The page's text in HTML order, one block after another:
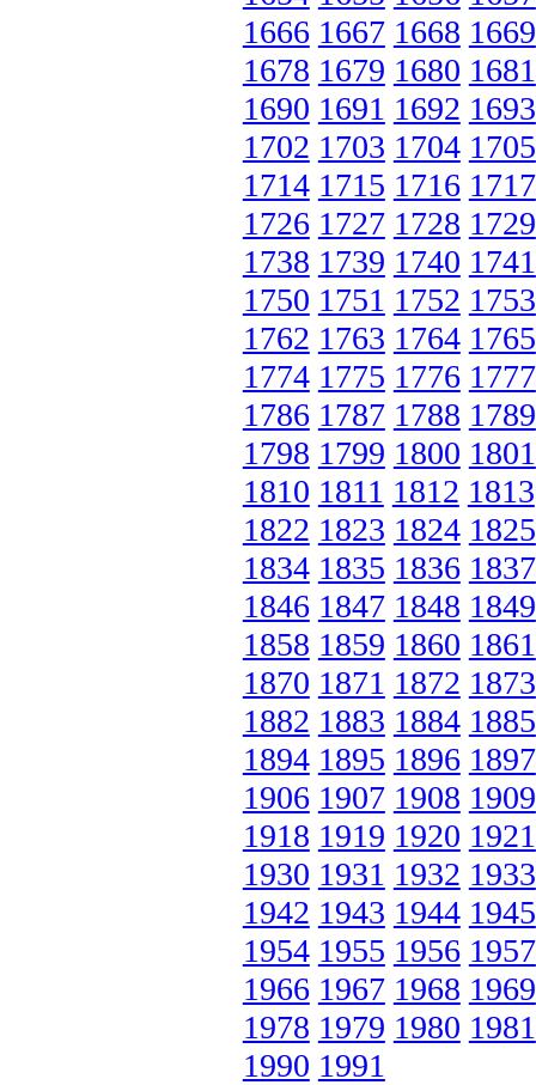
1666 1667 1668 1669
1678 1679 1680 1681
1690 1691 1692 1693
1702 1703 1704 1705
1714 1715 1716 1717
1726 1727 1728 1729
1738 1739 1740 1741
1750 1751 1752 1753
1762 1763 1764 1765
1774 1775 1776 1777
1786 1787 1788 1789
1798 1799 1800 1801
1810 1811 1812 1813
1822 1823 1824 1825
1834 1835 1836 1837
1846 1847 1848 1849
1858 1859 1860 1861
1870 1871 1872 1873
1882 1883 1884 1885
1894 1895 1896 1897
1906 1907 1908 1909
1918 1919 1920 1921
1930 1931 1932 1933
1942 1943 1944 1945
1954 1955 1956 1957
1966 1967 1968 1969
1978 1979 1980 1981
1990 1991